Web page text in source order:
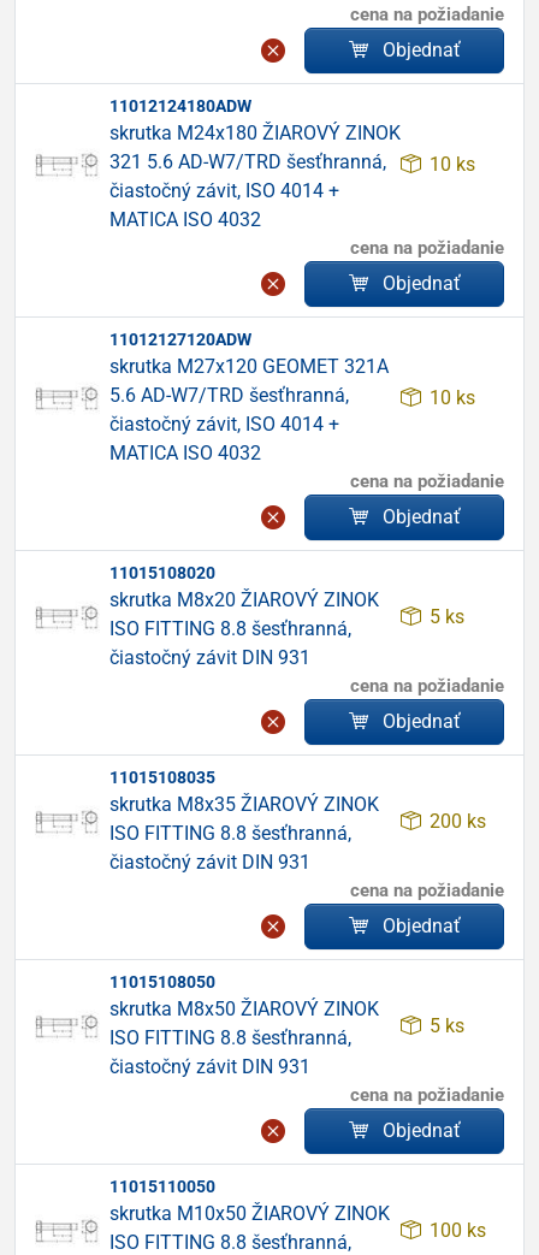
cena na požiadanie
Objednať
11012124180ADW
skrutka M24x180 ŽIAROVÝ ZINOK
321 5.6 AD-W7/TRD šesťhranná,
čiastočný závit, ISO 4014 +
MATICA ISO 4032
10 ks
cena na požiadanie
Objednať
11012127120ADW
skrutka M27x120 GEOMET 321A
5.6 AD-W7/TRD šesťhranná,
čiastočný závit, ISO 4014 +
MATICA ISO 4032
10 ks
cena na požiadanie
Objednať
11015108020
skrutka M8x20 ŽIAROVÝ ZINOK
ISO FITTING 8.8 šesťhranná,
čiastočný závit DIN 931
5 ks
cena na požiadanie
Objednať
11015108035
skrutka M8x35 ŽIAROVÝ ZINOK
ISO FITTING 8.8 šesťhranná,
čiastočný závit DIN 931
200 ks
cena na požiadanie
Objednať
11015108050
skrutka M8x50 ŽIAROVÝ ZINOK
ISO FITTING 8.8 šesťhranná,
čiastočný závit DIN 931
5 ks
cena na požiadanie
Objednať
11015110050
skrutka M10x50 ŽIAROVÝ ZINOK
ISO FITTING 8.8 šesťhranná,
100 ks